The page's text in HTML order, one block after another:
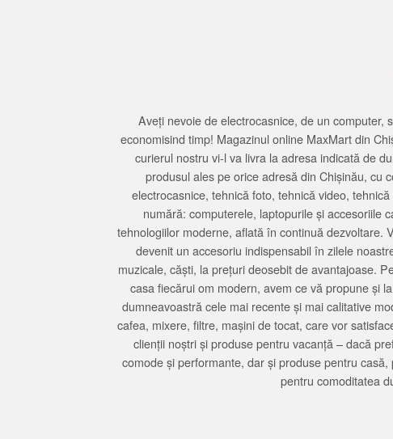
Aveți nevoie de electrocasnice, de un
economisind timp! Magazinul online MaxMart din
curierul nostru vi-l va livra la adresa indicată de
produsul ales pe orice adresă din Chișinău, cu
electrocasnice, tehnică foto, tehnică video,
numără: computerele, laptopurile și accesoriile
tehnologiilor moderne, aflată în continuă dezvoltare.
devenit un accesoriu indispensabil în zilele
muzicale, căști, la prețuri deosebit de avantajoase.
casa fiecărui om modern, avem ce vă propune și
dumneavoastră cele mai recente și mai calitative
cafea, mixere, filtre, mașini de tocat, care vor
clienții noștri și produse pentru vacanță – dacă
comode și performante, dar și produse pentru
pentru comoditatea